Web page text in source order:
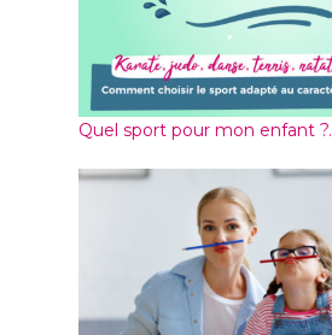
Quel sport pour mon enfant